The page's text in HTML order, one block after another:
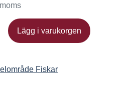
Lägg i varukorgen
Lägg i varukorgen
Fiskar